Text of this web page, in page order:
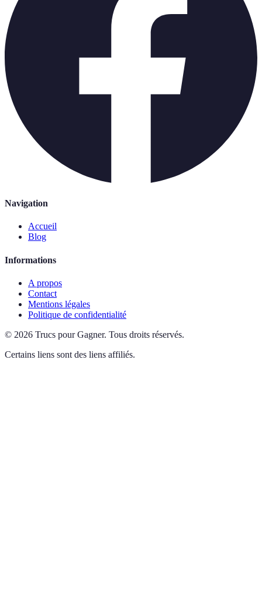
Navigation
Accueil
Blog
Informations
A propos
Contact
Mentions légales
Politique de confidentialité
© 2026 Trucs pour Gagner. Tous droits réservés.
Certains liens sont des liens affiliés.